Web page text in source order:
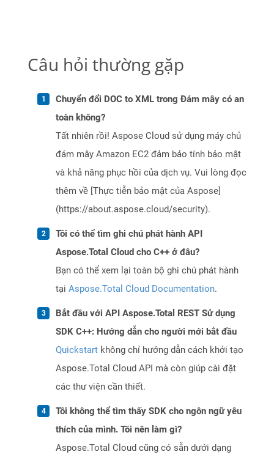
Câu hỏi thường gặp
Chuyển đổi DOC to XML trong Đám mây có an
toàn không?
Tất nhiên rồi! Aspose Cloud sử dụng máy chủ
đám mây Amazon EC2 đảm bảo tính bảo mật
và khả năng phục hồi của dịch vụ. Vui lòng đọc
thêm về [Thực tiễn bảo mật của Aspose]
(https://about.aspose.cloud/security).
Tôi có thể tìm ghi chú phát hành API
Aspose.Total Cloud cho C++ ở đâu?
Bạn có thể xem lại toàn bộ ghi chú phát hành
tại Aspose.Total Cloud Documentation.
Bắt đầu với API Aspose.Total REST Sử dụng
SDK C++: Hướng dẫn cho người mới bắt đầu
Quickstart không chỉ hướng dẫn cách khởi tạo
Aspose.Total Cloud API mà còn giúp cài đặt
các thư viện cần thiết.
Tôi không thể tìm thấy SDK cho ngôn ngữ yêu
thích của mình. Tôi nên làm gì?
Aspose.Total Cloud cũng có sẵn dưới dạng